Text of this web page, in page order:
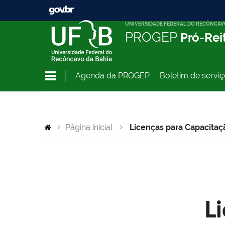
UNIVERSIDADE FEDERAL DO
PROGEP Pró-
Agenda da PROGEP Boletim de
Página inicial Licenças para